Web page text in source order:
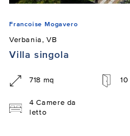
Francoise Mogavero
Verbania, VB
Villa singola
718 mq
4 Camere da
letto